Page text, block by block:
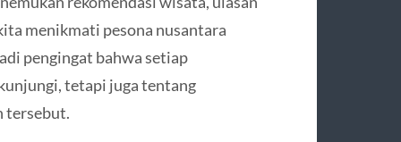
menikmati pesona nusantara
pengingat bahwa setiap
tetapi juga tentang
tersebut.